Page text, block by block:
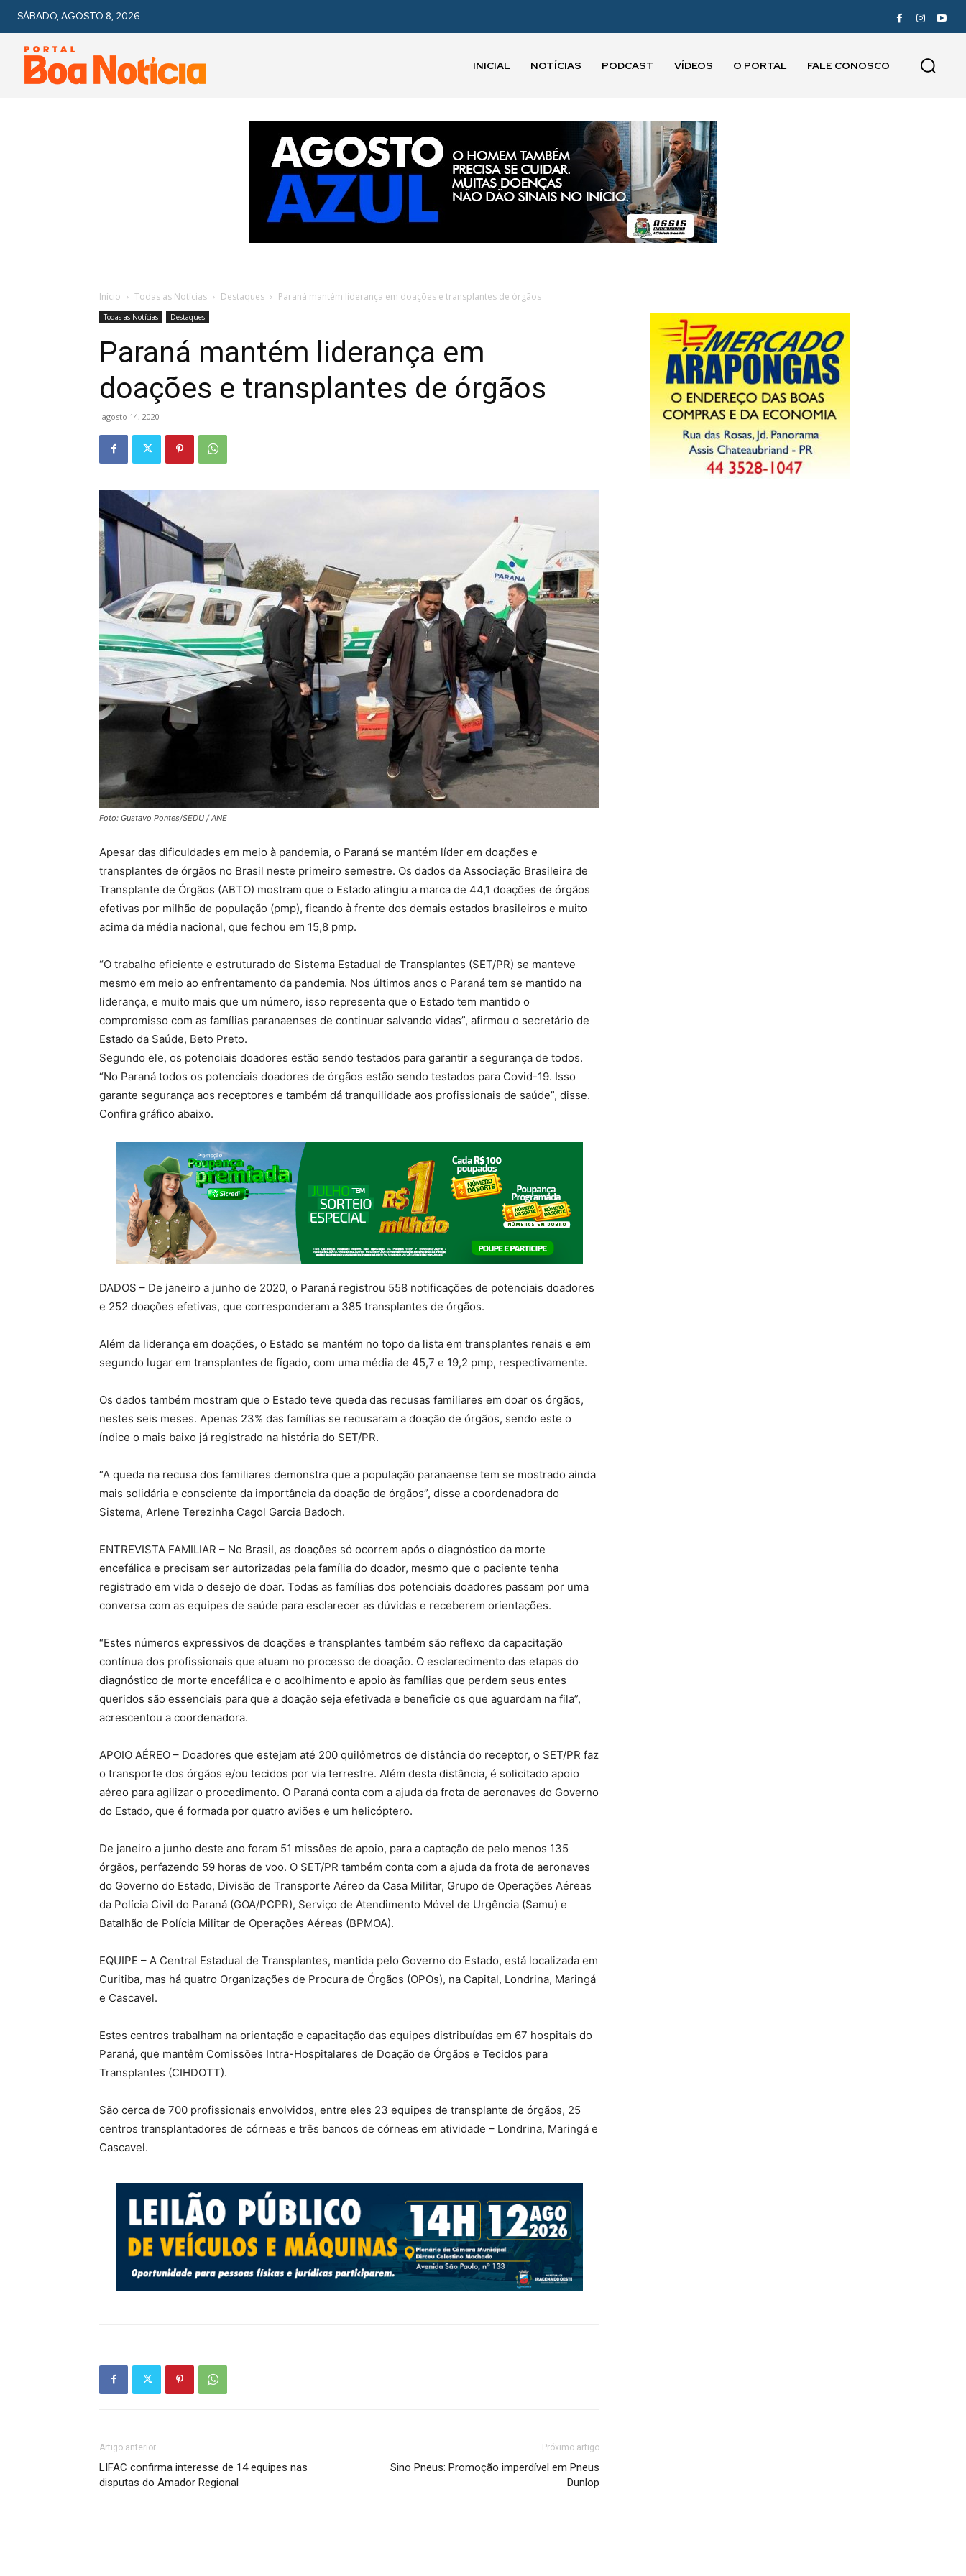
SÁBADO, AGOSTO 8, 2026
INICIAL NOTÍCIAS PODCAST VÍDEOS O PORTAL FALE CONOSCO
Início Todas as Notícias Destaques Paraná mantém liderança em doações e transplantes de órgãos
Todas as Notícias Destaques
Paraná mantém liderança em
doações e transplantes de órgãos
agosto 14, 2020
Foto: Gustavo Pontes/SEDU / ANE
Apesar das dificuldades em meio à pandemia, o Paraná se mantém líder em doações e
transplantes de órgãos no Brasil neste primeiro semestre. Os dados da Associação Brasileira de
Transplante de Órgãos (ABTO) mostram que o Estado atingiu a marca de 44,1 doações de órgãos
efetivas por milhão de população (pmp), ficando à frente dos demais estados brasileiros e muito
acima da média nacional, que fechou em 15,8 pmp.
“O trabalho eficiente e estruturado do Sistema Estadual de Transplantes (SET/PR) se manteve
mesmo em meio ao enfrentamento da pandemia. Nos últimos anos o Paraná tem se mantido na
liderança, e muito mais que um número, isso representa que o Estado tem mantido o
compromisso com as famílias paranaenses de continuar salvando vidas”, afirmou o secretário de
Estado da Saúde, Beto Preto.
Segundo ele, os potenciais doadores estão sendo testados para garantir a segurança de todos.
“No Paraná todos os potenciais doadores de órgãos estão sendo testados para Covid-19. Isso
garante segurança aos receptores e também dá tranquilidade aos profissionais de saúde”, disse.
Confira gráfico abaixo.
DADOS – De janeiro a junho de 2020, o Paraná registrou 558 notificações de potenciais doadores
e 252 doações efetivas, que corresponderam a 385 transplantes de órgãos.
Além da liderança em doações, o Estado se mantém no topo da lista em transplantes renais e em
segundo lugar em transplantes de fígado, com uma média de 45,7 e 19,2 pmp, respectivamente.
Os dados também mostram que o Estado teve queda das recusas familiares em doar os órgãos,
nestes seis meses. Apenas 23% das famílias se recusaram a doação de órgãos, sendo este o
índice o mais baixo já registrado na história do SET/PR.
“A queda na recusa dos familiares demonstra que a população paranaense tem se mostrado ainda
mais solidária e consciente da importância da doação de órgãos”, disse a coordenadora do
Sistema, Arlene Terezinha Cagol Garcia Badoch.
ENTREVISTA FAMILIAR – No Brasil, as doações só ocorrem após o diagnóstico da morte
encefálica e precisam ser autorizadas pela família do doador, mesmo que o paciente tenha
registrado em vida o desejo de doar. Todas as famílias dos potenciais doadores passam por uma
conversa com as equipes de saúde para esclarecer as dúvidas e receberem orientações.
“Estes números expressivos de doações e transplantes também são reflexo da capacitação
contínua dos profissionais que atuam no processo de doação. O esclarecimento das etapas do
diagnóstico de morte encefálica e o acolhimento e apoio às famílias que perdem seus entes
queridos são essenciais para que a doação seja efetivada e beneficie os que aguardam na fila”,
acrescentou a coordenadora.
APOIO AÉREO – Doadores que estejam até 200 quilômetros de distância do receptor, o SET/PR faz
o transporte dos órgãos e/ou tecidos por via terrestre. Além desta distância, é solicitado apoio
aéreo para agilizar o procedimento. O Paraná conta com a ajuda da frota de aeronaves do Governo
do Estado, que é formada por quatro aviões e um helicóptero.
De janeiro a junho deste ano foram 51 missões de apoio, para a captação de pelo menos 135
órgãos, perfazendo 59 horas de voo. O SET/PR também conta com a ajuda da frota de aeronaves
do Governo do Estado, Divisão de Transporte Aéreo da Casa Militar, Grupo de Operações Aéreas
da Polícia Civil do Paraná (GOA/PCPR), Serviço de Atendimento Móvel de Urgência (Samu) e
Batalhão de Polícia Militar de Operações Aéreas (BPMOA).
EQUIPE – A Central Estadual de Transplantes, mantida pelo Governo do Estado, está localizada em
Curitiba, mas há quatro Organizações de Procura de Órgãos (OPOs), na Capital, Londrina, Maringá
e Cascavel.
Estes centros trabalham na orientação e capacitação das equipes distribuídas em 67 hospitais do
Paraná, que mantêm Comissões Intra-Hospitalares de Doação de Órgãos e Tecidos para
Transplantes (CIHDOTT).
São cerca de 700 profissionais envolvidos, entre eles 23 equipes de transplante de órgãos, 25
centros transplantadores de córneas e três bancos de córneas em atividade – Londrina, Maringá e
Cascavel.
Artigo anterior
LIFAC confirma interesse de 14 equipes nas
disputas do Amador Regional
Próximo artigo
Sino Pneus: Promoção imperdível em Pneus
Dunlop